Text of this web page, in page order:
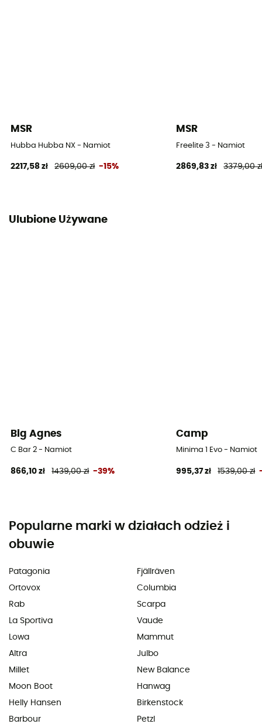
20D polyester
30D ripstop nylon
Bez kosztu dostawy
MSR
Hubba Hubba NX - Namiot
2217,58 zł 2609,00 zł -15%
MSR
Freelite 3 - Namiot
2869,83 zł 3379,00
Ulubione Używane
Big Agnes
C Bar 2 - Namiot
866,10 zł 1439,00 zł -39%
Camp
Minima 1 Evo - Namiot
995,37 zł 1539,00 zł
Popularne marki w działach odzież i
obuwie
Patagonia
Ortovox
Rab
La Sportiva
Lowa
Altra
Millet
Moon Boot
Helly Hansen
Barbour
Fjällräven
Columbia
Scarpa
Vaude
Mammut
Julbo
New Balance
Hanwag
Birkenstock
Petzl